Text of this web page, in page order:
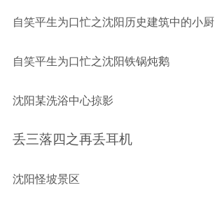
自笑平生为口忙之沈阳历史建筑中的小厨
自笑平生为口忙之沈阳铁锅炖鹅
沈阳某洗浴中心掠影
丢三落四之再丢耳机
沈阳怪坡景区